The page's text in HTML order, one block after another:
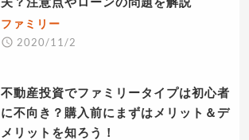
ファミリー
2020/11/2
不動産投資でファミリータイプは初心者
に不向き？購入前にまずはメリット＆デ
メリットを知ろう！